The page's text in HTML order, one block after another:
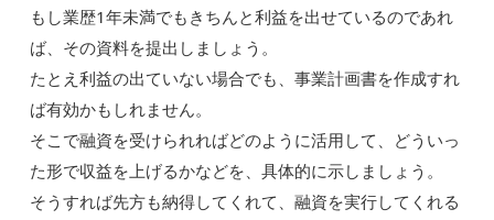
もし業歴1年未満でもきちんと利益を出せているのであれ
ば、その資料を提出しましょう。
たとえ利益の出ていない場合でも、事業計画書を作成すれ
ば有効かもしれません。
そこで融資を受けられればどのように活用して、どういっ
た形で収益を上げるかなどを、具体的に示しましょう。
そうすれば先方も納得してくれて、融資を実行してくれる